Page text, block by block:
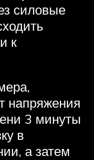
силовые
к
напряжения
3 минуты
в
а затем